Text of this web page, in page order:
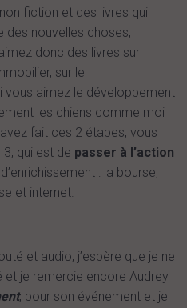
fiction et des livres qui
des nouvelles choses,
donc des livres sur
sur le
vous aimez le développement
les chiens comme moi
fait ces 2 étapes, vous
3, qui est de passer à l’action
: la bourse,
et internet.
et audio, j’espère que je ne
je remercie encore Audrey
, pour son événement et je